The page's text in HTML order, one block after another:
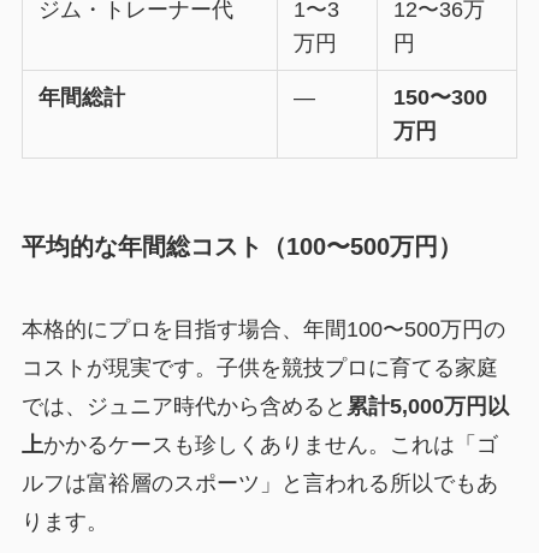
ジム・トレーナー代
1〜3
万円
12〜36万
円
年間総計 —
150〜300
万円
平均的な年間総コスト（100〜500万円）
本格的にプロを目指す場合、年間100〜500万円の
コストが現実です。子供を競技プロに育てる家庭
では、ジュニア時代から含めると 累計5,000万円以
上かかるケースも珍しくありません。これは「ゴ
ルフは富裕層のスポーツ」と言われる所以でもあ
ります。